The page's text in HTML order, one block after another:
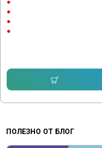
ПОЛЕЗНО ОТ БЛОГ